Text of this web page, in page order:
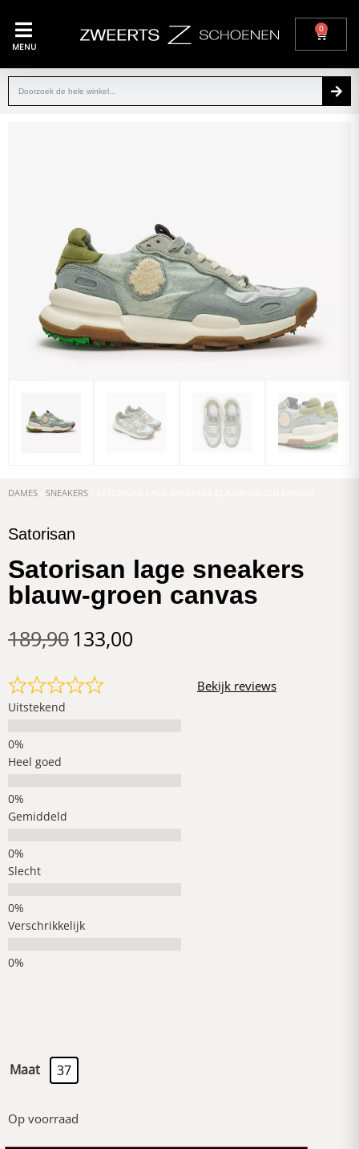
MENU
0
DAMES SNEAKERS
Satorisan
Satorisan lage sneakers
blauw-groen canvas
189,90133,00
Uitstekend
Heel goed
Gemiddeld
Slecht
Verschrikkelijk
Bekijk reviews
Maat 37
Op voorraad